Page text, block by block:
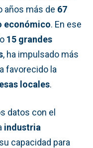
años más de 67
económico. En ese
15 grandes
, ha impulsado más
favorecido la
locales.
datos con el
industria
capacidad para